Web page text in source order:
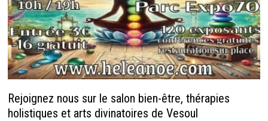
Rejoignez nous sur le salon bien-être, thérapies
holistiques et arts divinatoires de Vesoul